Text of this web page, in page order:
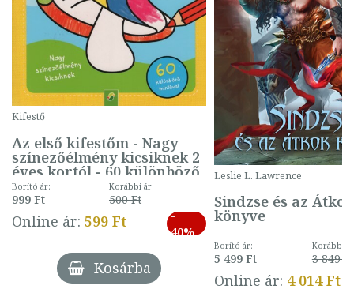
Kifestő
Az első kifestőm - Nagy
színezőélmény kicsiknek 2
éves kortól - 60 különböző
mintával (gombás)
Borító ár:
999 Ft
Korábbi ár:
500 Ft
Online ár: 599 Ft
-
40%
Kosárba
Leslie L. Lawrence
Sindzse és az Átkok
könyve
Borító ár:
5 499 Ft
Korábbi
3 849 Ft
Online ár: 4 014 Ft